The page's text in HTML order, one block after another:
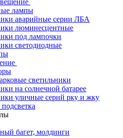
лампы
аварийные серии ЛБА
люминесцентные
под лампочки
светодиодные
светильники
на солнечной батарее
уличные серий рку и жку
багет, молдинги